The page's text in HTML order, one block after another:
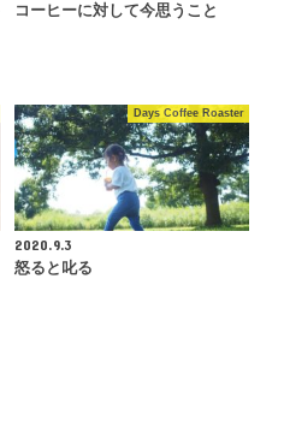
コーヒーに対して今思うこと
Days Coffee Roaster
2020.9.3
怒ると叱る